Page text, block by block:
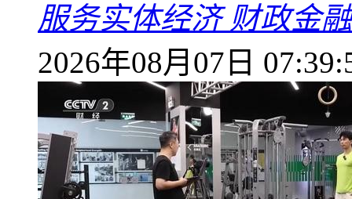
服务实体经济 财政金
2026年08月07日